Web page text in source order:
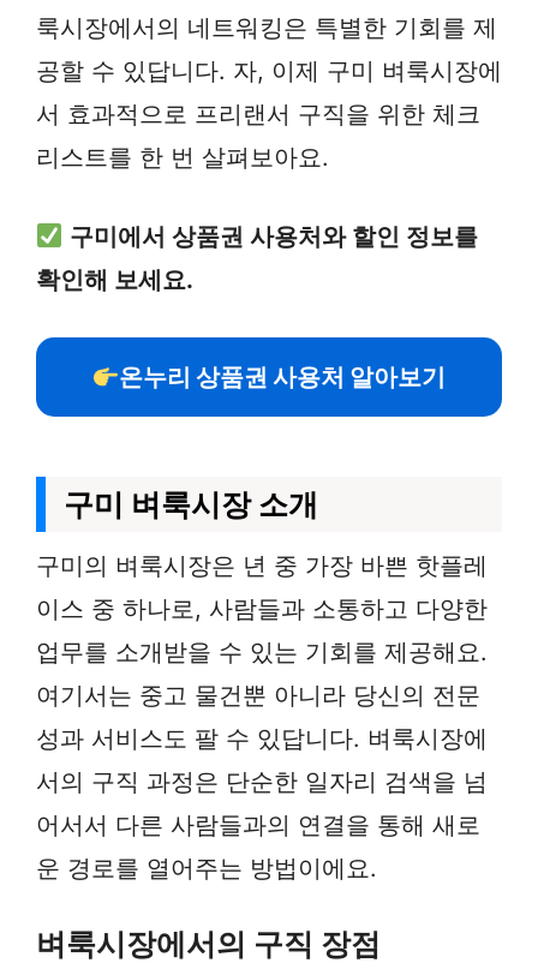
룩시장에서의 네트워킹은 특별한 기회를 제
공할 수 있답니다. 자, 이제 구미 벼룩시장에
서 효과적으로 프리랜서 구직을 위한 체크
리스트를 한 번 살펴보아요.
구미에서 상품권 사용처와 할인 정보를
확인해 보세요.
온누리 상품권 사용처 알아보기
구미 벼룩시장 소개
구미의 벼룩시장은 년 중 가장 바쁜 핫플레
이스 중 하나로, 사람들과 소통하고 다양한
업무를 소개받을 수 있는 기회를 제공해요.
여기서는 중고 물건뿐 아니라 당신의 전문
성과 서비스도 팔 수 있답니다. 벼룩시장에
서의 구직 과정은 단순한 일자리 검색을 넘
어서서 다른 사람들과의 연결을 통해 새로
운 경로를 열어주는 방법이에요.
벼룩시장에서의 구직 장점